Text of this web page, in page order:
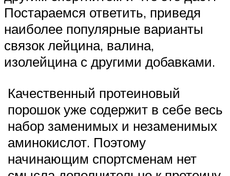
Постараемся ответить, приведя
наиболее популярные варианты
связок лейцина, валина,
изолейцина с другими добавками.
Качественный протеиновый
порошок уже содержит в себе весь
набор заменимых и незаменимых
аминокислот. Поэтому
начинающим спортсменам нет